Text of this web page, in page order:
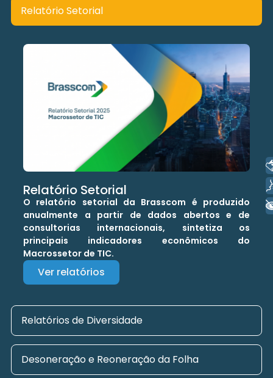
Relatório Setorial
Relatórios de Diversidade
Desoneração e Reoneração da Folha
Relatório Setorial
O relatório setorial da Brasscom é produzido
anualmente a partir de dados abertos e de
consultorias internacionais, sintetiza os
principais indicadores econômicos do
Macrossetor de TIC.
Ver relatórios
Libras
+ Acessibilidade